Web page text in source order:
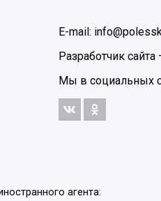
E-mail:
Разработчик сайта
Мы в социальных
агента: